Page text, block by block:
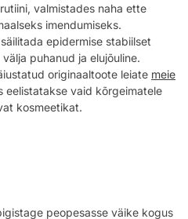
valmistades naha ette
imendumiseks.
epidermise stabiilset
puhanud ja elujõuline.
originaaltoote leiate meie
eelistatakse vaid kõrgeimatele
kosmeetikat.
peopesasse väike kogus